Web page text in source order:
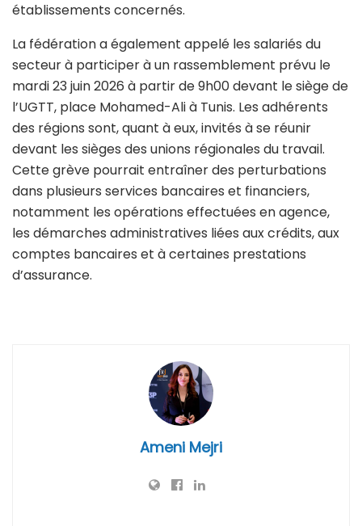
établissements concernés.
La fédération a également appelé les salariés du
secteur à participer à un rassemblement prévu le
mardi 23 juin 2026 à partir de 9h00 devant le siège de
l’UGTT, place Mohamed-Ali à Tunis. Les adhérents
des régions sont, quant à eux, invités à se réunir
devant les sièges des unions régionales du travail.
Cette grève pourrait entraîner des perturbations
dans plusieurs services bancaires et financiers,
notamment les opérations effectuées en agence,
les démarches administratives liées aux crédits, aux
comptes bancaires et à certaines prestations
d’assurance.
Ameni Mejri